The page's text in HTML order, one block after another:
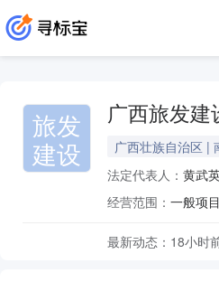
旅发
建设
广西旅发建
广西壮族自治区 |
法定代表人： 黄武
经营范围：
最新动态： 18小时